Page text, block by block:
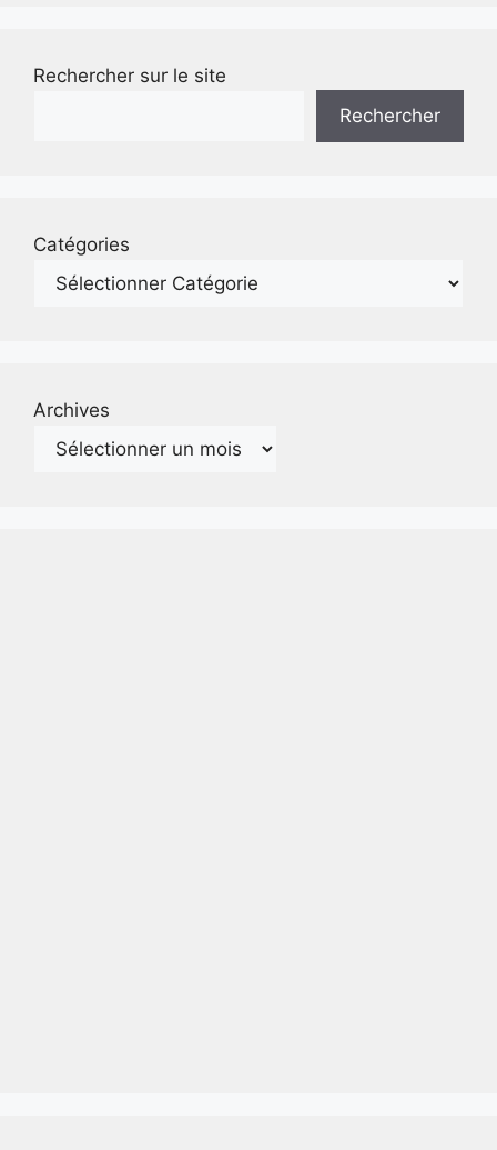
Rechercher sur le site
Rechercher
Catégories
Archives